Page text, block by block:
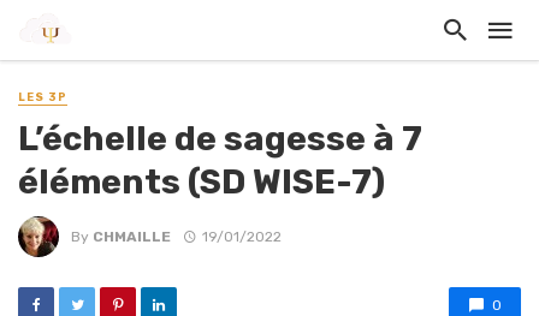
LES 3P
L’échelle de sagesse à 7
éléments (SD WISE-7)
By CHMAILLE 19/01/2022
0